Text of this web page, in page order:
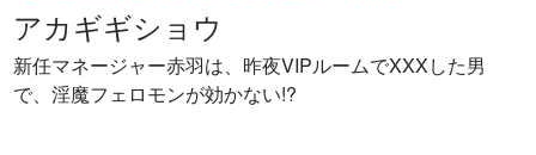
アカギギショウ
新任マネージャー赤羽は、昨夜VIPルームでXXXした男
で、淫魔フェロモンが効かない!?